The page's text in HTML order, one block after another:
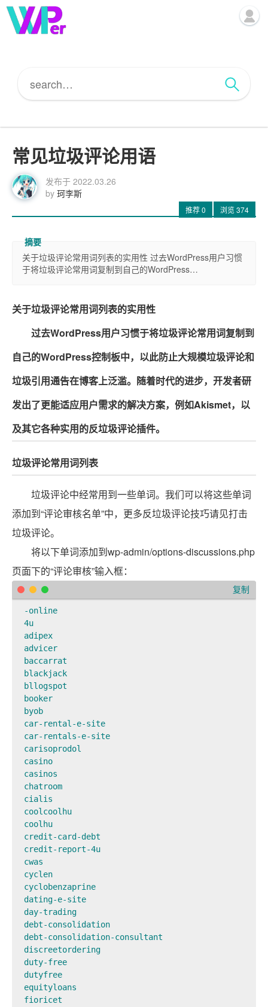
常见垃圾评论用语
发布于 2022.03.26
by 珂李斯
推荐0 浏览374
关于垃圾评论常用词列表的实用性 过去WordPress用户习惯
于将垃圾评论常用词复制到自己的WordPress…
关于垃圾评论常用词列表的实用性
过去WordPress用户习惯于将垃圾评论常用词复制到
自己的WordPress控制板中，以此防止大规模垃圾评论和
垃圾引用通告在博客上泛滥。随着时代的进步，开发者研
发出了更能适应用户需求的解决方案，例如Akismet，以
及其它各种实用的反垃圾评论插件。
垃圾评论常用词列表
垃圾评论中经常用到一些单词。我们可以将这些单词
添加到“评论审核名单”中，更多反垃圾评论技巧请见打击
垃圾评论。
将以下单词添加到wp-admin/options-discussions.php
页面下的“评论审核”输入框：
-online
4u
adipex
advicer
baccarrat
blackjack
bllogspot
booker
byob
car-rental-e-site
car-rentals-e-site
carisoprodol
casino
casinos
chatroom
cialis
coolcoolhu
coolhu
credit-card-debt
credit-report-4u
cwas
cyclen
cyclobenzaprine
dating-e-site
day-trading
debt-consolidation
debt-consolidation-consultant
discreetordering
duty-free
dutyfree
equityloans
fioricet
复制